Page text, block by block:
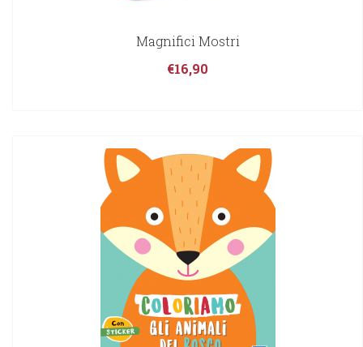
Magnifici Mostri
€16,90